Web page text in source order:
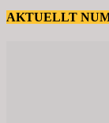
AKTUELLT